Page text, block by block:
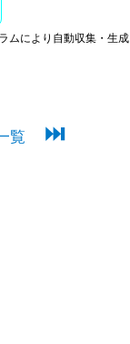
ムにより自動収集・生成
覧 ⏭